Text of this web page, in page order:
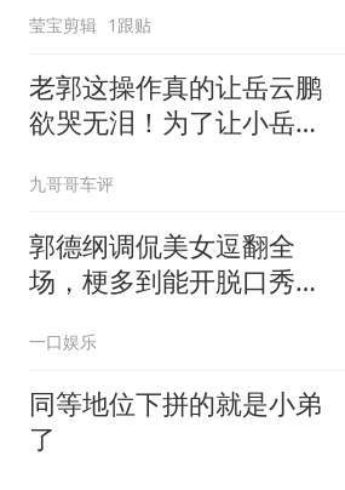
莹宝剪辑 1跟贴
老郭这操作真的让岳云鹏
欲哭无泪！为了让小岳岳
九哥哥车评
郭德纲调侃美女逗翻全
场，梗多到能开脱口秀，
一口娱乐
同等地位下拼的就是小弟
了